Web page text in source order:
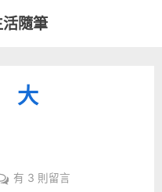
隨筆
重大
字
在
有 3 則留言